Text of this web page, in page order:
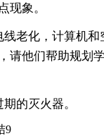
现象。
线老化，计算机
请他们帮助规划
的灭火器。
9